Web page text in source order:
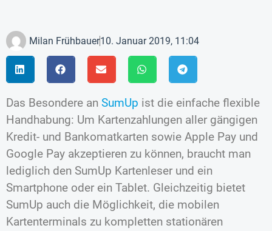
Milan Frühbauer10. Januar 2019, 11:04
Das Besondere an SumUp ist die einfache flexible
Handhabung: Um Kartenzahlungen aller gängigen
Kredit- und Bankomatkarten sowie Apple Pay und
Google Pay akzeptieren zu können, braucht man
lediglich den SumUp Kartenleser und ein
Smartphone oder ein Tablet. Gleichzeitig bietet
SumUp auch die Möglichkeit, die mobilen
Kartenterminals zu kompletten stationären